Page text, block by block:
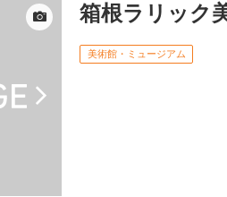
箱根ラリック
美術館・ミュージアム